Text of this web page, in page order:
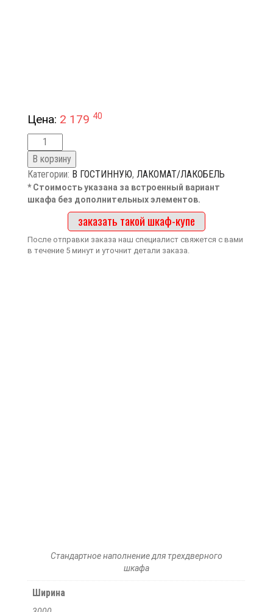
Цена: 2 179 40
В корзину
Категории: В ГОСТИННУЮ,ЛАКОМАТ/ЛАКОБЕЛЬ
* Стоимость указана за встроенный вариант
шкафа без дополнительных элементов.
заказать такой шкаф-купе
После отправки заказа наш специалист свяжется с вами
в течение 5 минут и уточнит детали заказа.
Стандартное наполнение для трехдверного
шкафа
Ширина